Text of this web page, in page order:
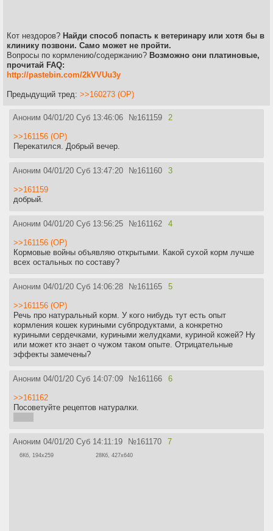
Кот нездоров? Найди способ попасть к ветеринару или хотя бы в
клинику позвони. Само может не пройти.
Вопросы по кормлению/содержанию? Возможно они платиновые,
прочитай FAQ:
http://pastebin.com/2kVVUu3y
Предыдущий тред: >>160273 (OP)
Аноним 04/01/20 Суб 13:46:06 №161159 2
>>161156 (OP)
Перекатился. Добрый вечер.
Аноним 04/01/20 Суб 13:47:20 №161160 3
>>161159
добрый.
Аноним 04/01/20 Суб 13:56:25 №161162 4
>>161156 (OP)
Кормовые войны объявляю открытыми. Какой сухой корм лучше
всех остальных по составу?
Аноним 04/01/20 Суб 14:06:28 №161165 5
>>161156 (OP)
Речь про натуральный корм. У кого нибудь тут есть опыт
кормления кошек куриными субпродуктами, а конкретно
куриными сердечками, куриными желудками, куриной кожей? Ну
или может кто знает о чужом таком опыте. Отрицательные
эффекты замечены?
Аноним 04/01/20 Суб 14:07:09 №161166 6
>>161162
Посоветуйте рецептов натуралки.
Аноним 04/01/20 Суб 14:11:19 №161170 7
6Кб, 194x259 28Кб, 427x640